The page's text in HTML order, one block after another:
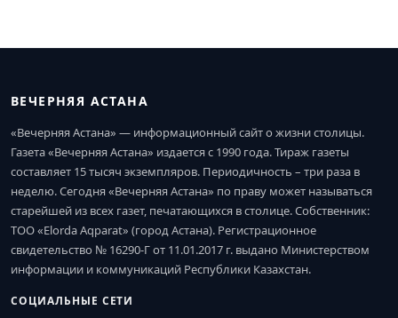
ВЕЧЕРНЯЯ АСТАНА
«Вечерняя Астана» — информационный сайт о жизни столицы.
Газета «Вечерняя Астана» издается с 1990 года. Тираж газеты
составляет 15 тысяч экземпляров. Периодичность – три раза в
неделю. Сегодня «Вечерняя Астана» по праву может называться
старейшей из всех газет, печатающихся в столице. Собственник:
ТОО «Elorda Aqparat» (город Астана). Регистрационное
свидетельство № 16290-Г от 11.01.2017 г. выдано Министерством
информации и коммуникаций Республики Казахстан.
СОЦИАЛЬНЫЕ СЕТИ